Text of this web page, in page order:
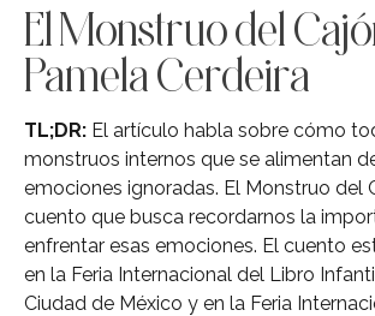
El Monstruo del
Pamela Cerdeira
TL;DR: El artículo habla sobre cómo
monstruos internos que se alimentan
emociones ignoradas. El Monstruo del
cuento que busca recordarnos la
enfrentar esas emociones. El cuento
en la Feria Internacional del Libro
Ciudad de México y en la Feria